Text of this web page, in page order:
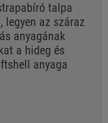
talpa
legyen az száraz
anyagának
a hideg és
anyaga